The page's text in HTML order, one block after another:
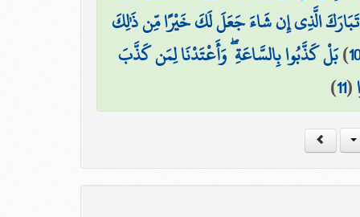
تَبَارَكَ الَّذِي إِن شَاءَ جَعَلَ لَكَ خَيْرًا مِّن ذَٰلِكَ
10
)بَلْ كَذَّبُوا بِالسَّاعَةِ ۖ وَأَعْتَدْنَا لِمَن كَذَّبَ
(
11
)